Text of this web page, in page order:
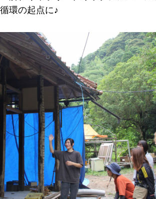
環の起点に♪